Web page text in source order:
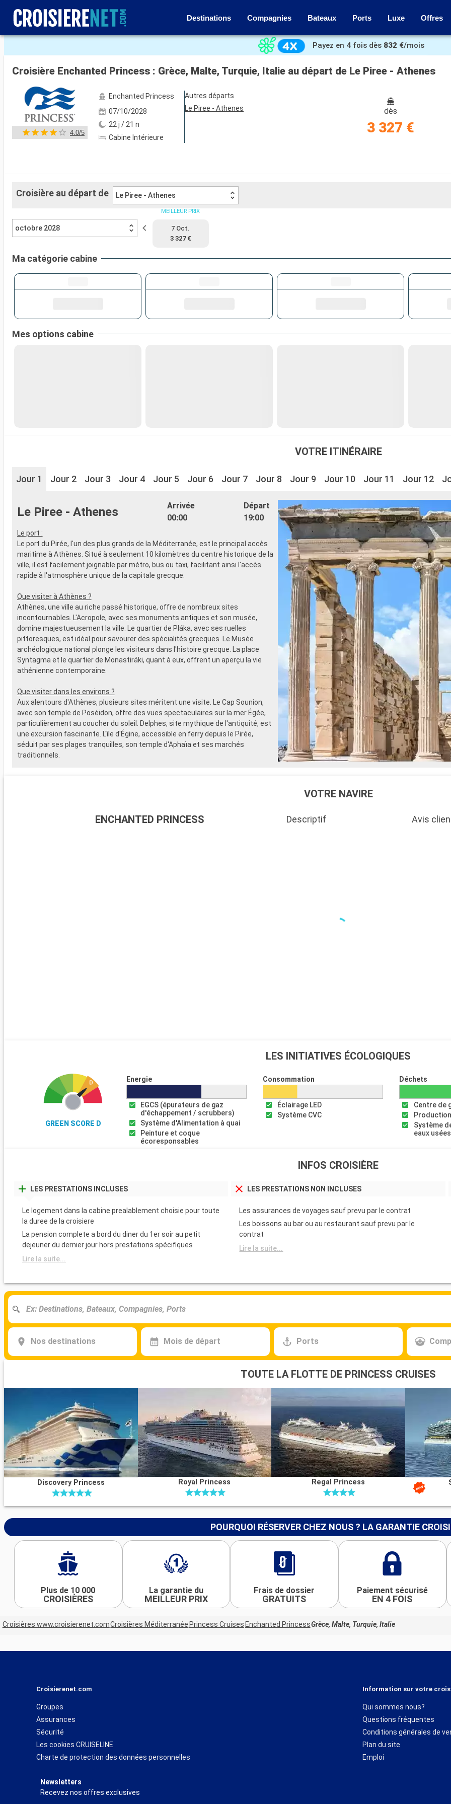
Destinations Compagnies Bateaux Ports Luxe Offres
Voir les 121 autres photos
Payez en 4 fois dès 832 €/mois
Croisière Enchanted Princess : Grèce, Malte, Turquie, Italie au départ de Le Piree - Athenes
4.0/5
Enchanted Princess
07/10/2028
22 j / 21 n
Cabine Intérieure
Autres départs
Le Piree - Athenes
dès
3 327 €
Croisière au départ de Le Piree - Athenes
octobre 2028
MEILLEUR PRIX
7 Oct.
3 327 €
Ma catégorie cabine
Mes options cabine
VOTRE ITINÉRAIRE
Jour 1 Jour 2 Jour 3 Jour 4 Jour 5 Jour 6 Jour 7 Jour 8 Jour 9 Jour 10 Jour 11 Jour 12
Le Piree - Athenes
Arrivée
00:00
Départ
19:00
Le port :
Le port du Pirée, l'un des plus grands de la Méditerranée, est le principal accès
maritime à Athènes. Situé à seulement 10 kilomètres du centre historique de la
ville, il est facilement joignable par métro, bus ou taxi, facilitant ainsi l'accès
rapide à l'atmosphère unique de la capitale grecque.
Que visiter à Athènes ?
Athènes, une ville au riche passé historique, offre de nombreux sites
incontournables. L'Acropole, avec ses monuments antiques et son musée,
domine majestueusement la ville. Le quartier de Pláka, avec ses ruelles
pittoresques, est idéal pour savourer des spécialités grecques. Le Musée
archéologique national plonge les visiteurs dans l'histoire grecque. La place
Syntagma et le quartier de Monastiráki, quant à eux, offrent un aperçu la vie
athénienne contemporaine.
Que visiter dans les environs ?
Aux alentours d'Athènes, plusieurs sites méritent une visite. Le Cap Sounion,
avec son temple de Poséidon, offre des vues spectaculaires sur la mer Égée,
particulièrement au coucher du soleil. Delphes, site mythique de l'antiquité, est
une excursion fascinante. L'île d'Égine, accessible en ferry depuis le Pirée,
séduit par ses plages tranquilles, son temple d'Aphaïa et ses marchés
traditionnels.
VOTRE NAVIRE
ENCHANTED PRINCESS Descriptif Avis
LES INITIATIVES ÉCOLOGIQUES
GREEN SCORE D
Energie
EGCS (épurateurs de gaz
d'échappement / scrubbers)
Système d'Alimentation à quai
Peinture et coque
écoresponsables
Consommation
Éclairage LED
Système CVC
Déchets
Centre de
Système
eaux usées
INFOS CROISIÈRE
LES PRESTATIONS INCLUSES
Le logement dans la cabine prealablement choisie pour toute
la duree de la croisiere
La pension complete a bord du diner du 1er soir au petit
dejeuner du dernier jour hors prestations spécifiques
Lire la suite...
LES PRESTATIONS NON INCLUSES
Les assurances de voyages sauf prevu par le contrat
Les boissons au bar ou au restaurant sauf prevu par le
contrat
Lire la suite...
Nos destinations Mois de départ Ports
TOUTE LA FLOTTE DE PRINCESS CRUISES
Discovery Princess Royal Princess Regal Princess
POURQUOI RÉSERVER CHEZ NOUS ? LA GARANTIE
Plus de 10 000
CROISIÈRES
La garantie du
MEILLEUR PRIX
Frais de dossier
GRATUITS
Paiement sécurisé
EN 4 FOIS
Croisières www.croisierenet.comCroisières Méditerranée Princess Cruises Enchanted PrincessGrèce, Malte, Turquie, Italie
Croisierenet.com
Groupes
Assurances
Sécurité
Les cookies CRUISELINE
Charte de protection des données personnelles
Information sur votre
Qui sommes nous?
Questions fréquentes
Conditions générales de
Plan du site
Emploi
Newsletters
Recevez nos offres exclusives